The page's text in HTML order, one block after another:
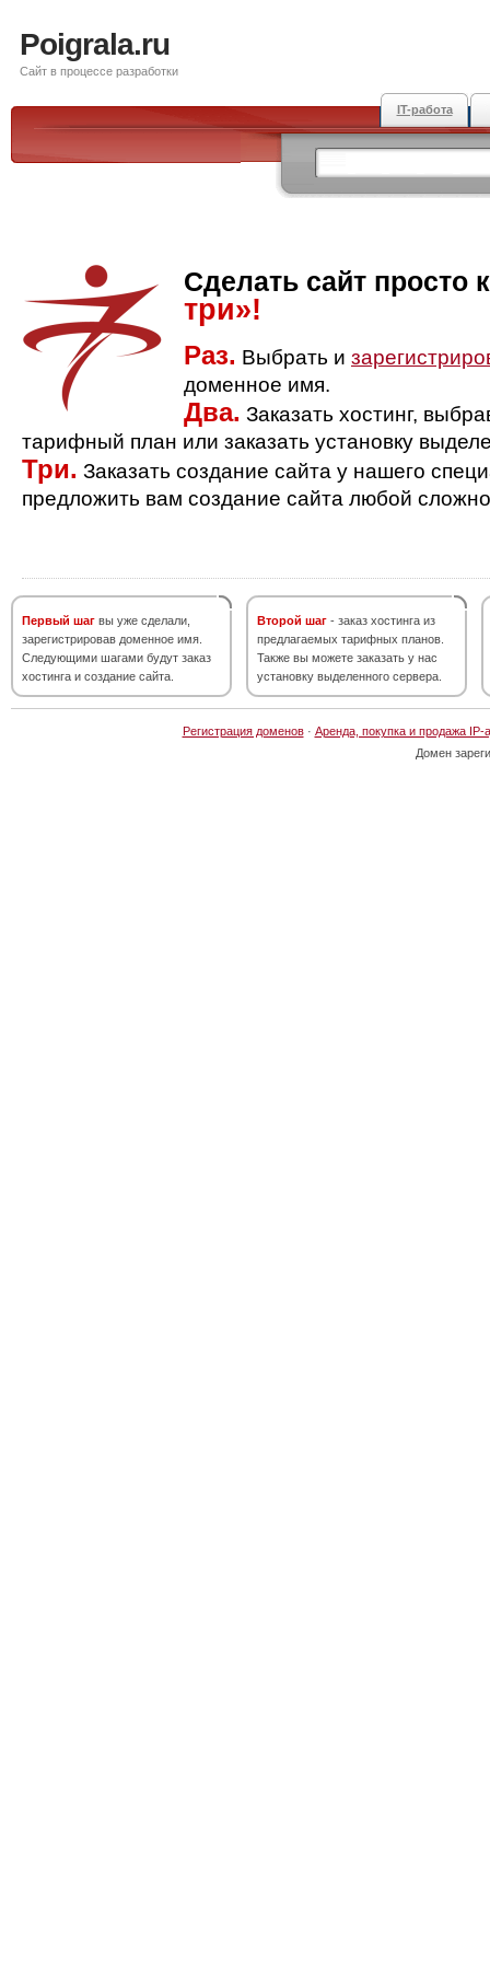
Poigrala.ru
Сайт в процессе разработки
IT-работа
Сделать сайт просто
три»!
Раз. Выбрать и
доменное имя.
Два. Заказать хостинг,
тарифный план или заказать установку
Три. Заказать создание сайта у нашего
предложить вам создание сайта любой
Первый шаг вы уже сделали,
зарегистрировав доменное имя.
Следующими шагами будут заказ
хостинга и создание сайта.
Второй шаг - заказ хостинга из
предлагаемых тарифных планов.
Также вы можете заказать у нас
установку выделенного сервера.
Регистрация доменов· Аренда, покупка и продажа IP-
Домен